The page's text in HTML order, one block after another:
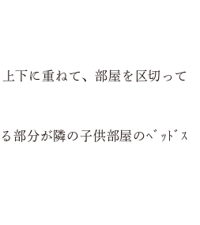
下に重ねて、部屋を区切って
部分が隣の子供部屋のﾍﾞｯﾄﾞｽ